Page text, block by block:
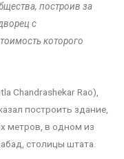
построив за
с
которого
Chandrashekar Rao),
построить здание,
метров, в одном из
столицы штата.